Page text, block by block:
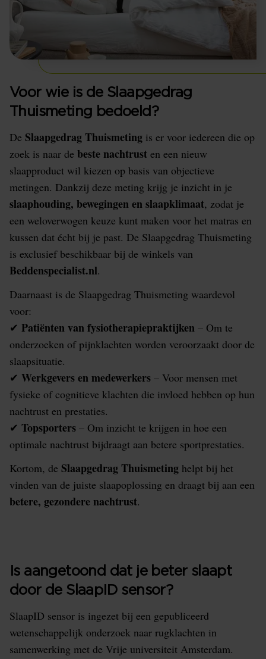
Voor wie is de Slaapgedrag
Thuismeting bedoeld?
De Slaapgedrag Thuismeting is er voor iedereen die op
zoek is naar de beste nachtrust en een nieuw
slaapproduct wil kiezen op basis van objectieve
metingen. Dankzij deze meting krijg je inzicht in je
slaaphouding, bewegingen en slaapklimaat, zodat je
een weloverwogen keuze kunt maken voor het matras en
kussen dat écht bij je past. De Slaapgedrag Thuismeting
is exclusief beschikbaar bij de winkels van
Beddenspecialist.nl.
Daarnaast is de Slaapgedrag Thuismeting waardevol
voor:
✔ Patiënten van fysiotherapiepraktijken – Om te
onderzoeken of pijnklachten worden veroorzaakt door de
slaapsituatie.
✔ Werkgevers en medewerkers – Voor mensen met
fysieke of cognitieve klachten die invloed hebben op hun
nachtrust en prestaties.
✔ Topsporters – Om inzicht te krijgen in hoe een
optimale nachtrust bijdraagt aan betere sportprestaties.
Kortom, de Slaapgedrag Thuismeting helpt bij het
vinden van de juiste slaapoplossing en draagt bij aan een
betere, gezondere nachtrust.
Is aangetoond dat je beter slaapt
door de SlaapID sensor?
SlaapID sensor is ingezet bij een gepubliceerd
wetenschappelijk onderzoek naar rugklachten in
samenwerking met de Vrije universiteit Amsterdam.